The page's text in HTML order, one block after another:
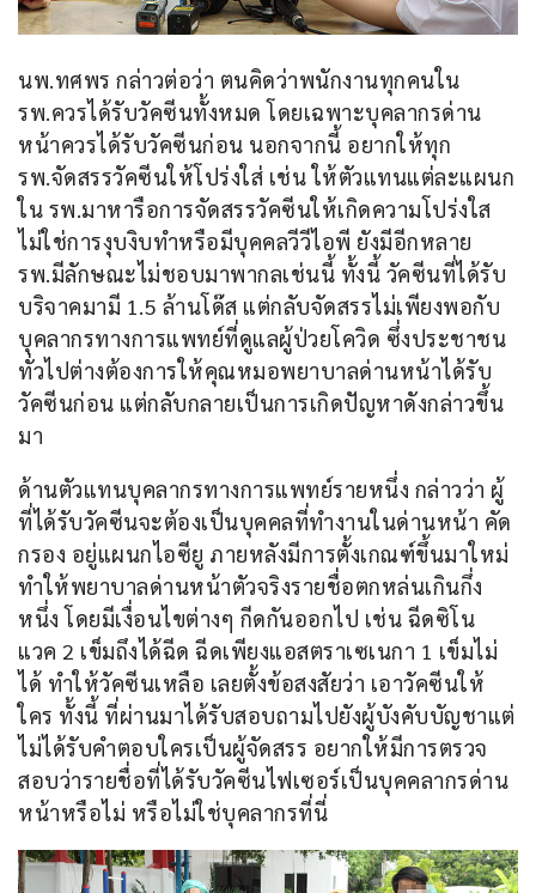
นพ.ทศพร กล่าวต่อว่า ตนคิดว่าพนักงานทุกคนใน​
รพ.ควรได้รับวัคซีนทั้งหมด โดยเฉพาะบุคลากรด่าน
หน้าควรได้รับวัคซีนก่อน นอกจากนี้ อยากให้ทุก
รพ.จัดสรรวัคซีนให้โปร่งใส่ เช่น ให้ตัวแทนแต่ละแผนก
ใน​ รพ.มาหารือการจัดสรรวัคซีนให้เกิดความโปร่งใส
ไม่ใช่การงุบงิบทำหรือมีบุคคลวีวีไอพี ยังมีอีกหลาย​
รพ.มีลักษณะไม่ชอบมาพากลเช่นนี้ ทั้งนี้ วัคซีนที่ได้รับ
บริจาคมามี 1.5 ล้านโด๊ส แต่กลับจัดสรรไม่เพียงพอกับ
บุคลากรทางการแพทย์ที่ดูแลผู้ป่วยโควิด ซึ่งประชาชน
ทั่วไปต่างต้องการให้คุณหมอพยาบาลด่านหน้าได้รับ
วัคซีนก่อน แต่กลับกลายเป็นการเกิดปัญหาดังกล่าวขึ้น
มา
ด้านตัวแทนบุคลากรทางการแพทย์รายหนึ่ง กล่าวว่า ผู้
ที่ได้รับวัคซีนจะต้องเป็นบุคคลที่ทำงานในด่านหน้า คัด
กรอง อยู่แผนกไอซียู ภายหลังมีการตั้งเกณฑ์ขึ้นมาใหม่
ทำให้พยาบาลด่านหน้าตัวจริงรายชื่อตกหล่นเกินกึ่ง
หนึ่ง โดยมีเงื่อนไขต่างๆ กีดกันออกไป เช่น ฉีดซิโน
แวค 2 เข็มถึงได้ฉีด ฉีดเพียงแอสตราเซเนกา 1 เข็มไม่
ได้ ทำให้วัคซีนเหลือ เลยตั้งข้อสงสัยว่า เอาวัคซีนให้
ใคร ทั้งนี้ ที่ผ่านมาได้รับสอบถามไปยังผู้บังคับบัญชาแต่
ไม่ได้รับคำตอบใครเป็นผู้จัดสรร อยากให้มีการตรวจ
สอบว่ารายชื่อที่ได้รับวัคซีนไฟเซอร์เป็นบุคคลากรด่าน
หน้าหรือไม่ หรือไม่ใช่บุคลากรที่นี่